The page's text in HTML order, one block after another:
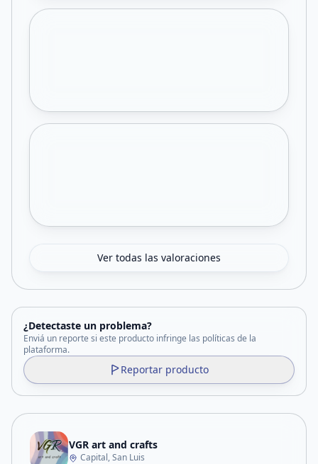
Ver todas las valoraciones
¿Detectaste un problema?
Enviá un reporte si este producto infringe las políticas de la
plataforma.
Reportar producto
VGR art and crafts
Capital, San Luis